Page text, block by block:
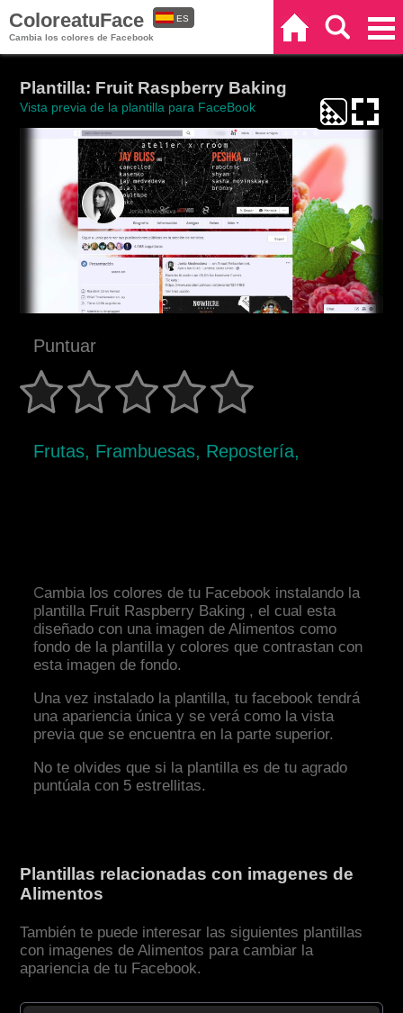
ColoreatuFace
Cambia los colores de Facebook
ES
Plantilla: Fruit Raspberry Baking
Vista previa de la plantilla para FaceBook
Puntuar
Frutas, Frambuesas, Repostería,
Cambia los colores de tu Facebook instalando la
plantilla Fruit Raspberry Baking , el cual esta
diseñado con una imagen de Alimentos como
fondo de la plantilla y colores que contrastan con
esta imagen de fondo.
Una vez instalado la plantilla, tu facebook tendrá
una apariencia única y se verá como la vista
previa que se encuentra en la parte superior.
No te olvides que si la plantilla es de tu agrado
puntúala con 5 estrellitas.
Plantillas relacionadas con imagenes de
Alimentos
También te puede interesar las siguientes plantillas
con imagenes de Alimentos para cambiar la
apariencia de tu Facebook.